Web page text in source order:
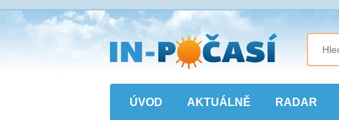
Přejít
na
hlavní
obsah
ÚVOD AKTUÁLNĚ RADAR